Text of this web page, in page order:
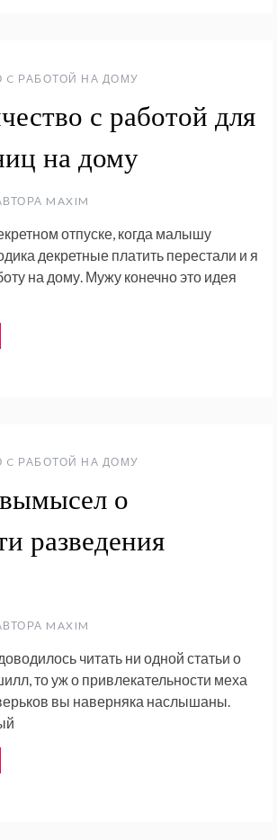
РАБОТОЙ НА ДОМУ
с работой для
на дому
MAXIM
отпуске, когда малышу
декретные платить перестали и я
на дому. Мужу конечно это идея
РАБОТОЙ НА ДОМУ
о
разведения
MAXIM
читать ни одной статьи о
то уж о привлекательности меха
вы наверняка наслышаны.